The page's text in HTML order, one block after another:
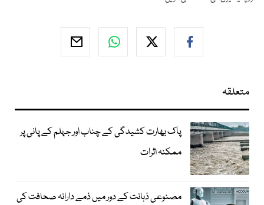
متعلقہ
پاک بھارت کشیدگی کے چناب اور جہلم کے پانی پر
ممکنہ اثرات
مصنوعی ذہانت کے دور میں ذمے دارانہ صحافت کی